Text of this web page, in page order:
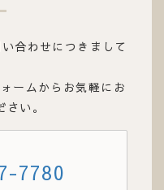
合わせにつきまして
ームからお気軽にお
い。
7780